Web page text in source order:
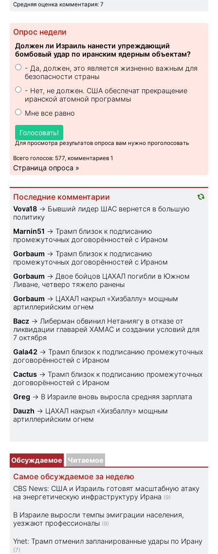
Средняя оценка комментария: 7
Опрос недели
Должен ли Израиль нанести упреждающий
бомбовый удар по иранским ядерным объектам?
- Да, должен, это является жизненно важным для
безопасности страны
- Нет, не должен. США обеспечат прекращение
иранской атомной программы
Мне все равно
Голосовать!
Для просмотра результатов опроса вам нужно проголосовать
Всего голосов: 577, комментариев 1
Страница опроса »
Последние комментарии
Vova18 → Бывший лидер ШАС вернется в большую
политику
Marnin51 → Трамп близок к подписанию
промежуточных договорённостей с Ираном
Gorbaum → Трамп близок к подписанию
промежуточных договорённостей с Ираном
Gorbaum → Двое бойцов ЦАХАЛ погибли в Южном
Ливане, четверо тяжело ранены
Gorbaum → ЦАХАЛ накрыл «Хизбаллу» мощным
артиллерийским огнем
Bacz → Либерман обвинил Нетаниягу в отказе от
ликвидации главарей ХАМАС и создании условий для
7 октября
Gala42 → Трамп близок к подписанию промежуточных
договорённостей с Ираном
Cactus → Трамп близок к подписанию промежуточных
договорённостей с Ираном
Greg → В Израиле вновь выросла средняя зарплата
Dauzh → ЦАХАЛ накрыл «Хизбаллу» мощным
артиллерийским огнем
Обсуждаемое Читаемое
Самое обсуждаемое за неделю
CBS News: США и Израиль готовят масштабную атаку
на энергетическую инфраструктуру Ирана (9)
В Израиле выросли темпы эмиграции населения,
уезжают профессионалы (9)
Ynet: Трамп отменил запланированные удары по Ирану
(7)